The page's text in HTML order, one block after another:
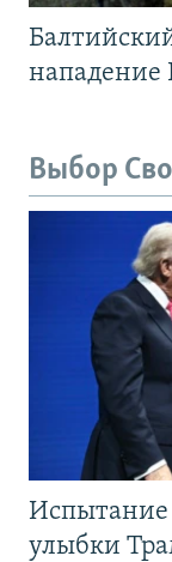
нападение
Выбор
улыбки